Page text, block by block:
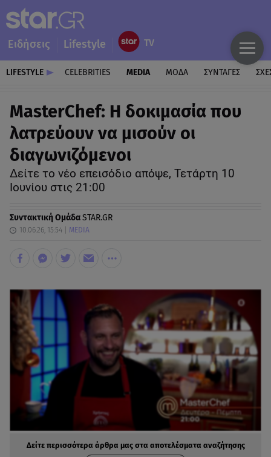
Ειδήσεις Lifestyle
LIFESTYLE CELEBRITIES MEDIA ΜΟΔΑ ΣΥΝΤΑΓΕΣ
MasterChef: Η δοκιμασία που
λατρεύουν να μισούν οι
διαγωνιζόμενοι
Δείτε το νέο επεισόδιο απόψε, Τετάρτη 10
Ιουνίου στις 21:00
Συντακτική ΟμάδαSTAR.GR
10.06.26, 15:54 MEDIA
Δείτε περισσότερα άρθρα μας στα αποτελέσματα αναζήτησης